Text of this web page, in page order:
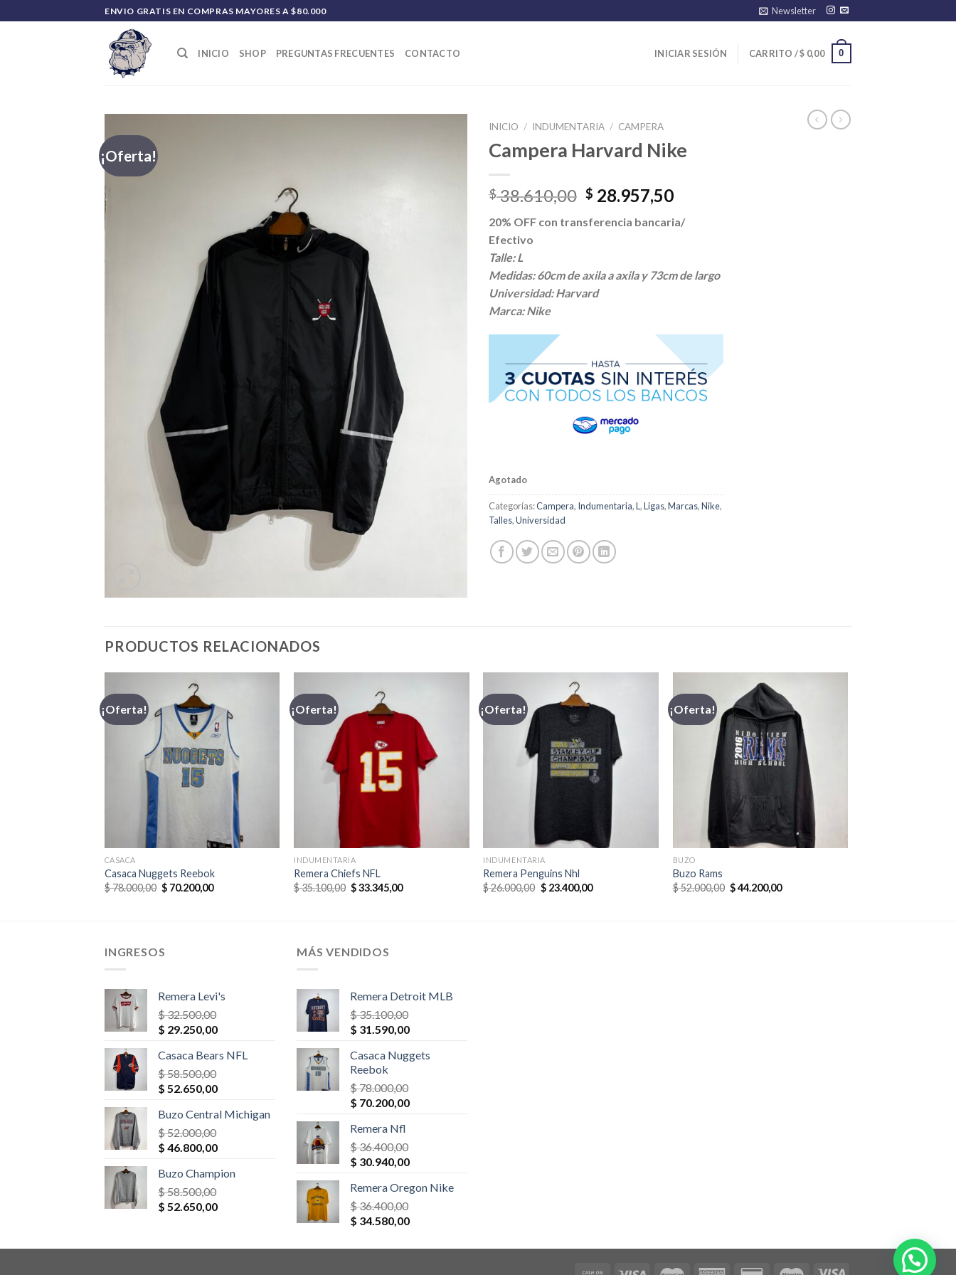
al
ENVIO GRATIS EN COMPRAS MAYORES A $80.000 Newsletter
INICIO SHOP PREGUNTAS FRECUENTES CONTACTO INICIAR SESIÓN CARRITO /$ 0,00 0
¡Oferta!
INICIO / INDUMENTARIA / CAMPERA
Campera Harvard Nike
$38.610,00 El
original
$ 28.957,50El
actual
20% OFF con transferencia bancaria/
Efectivo
Talle: L
Medidas: 60cm de axila a axila y 73cm de largo
Universidad: Harvard
Marca: Nike
Agotado
Categorías:Campera, Indumentaria,L ,Ligas,Marcas,Nike,
Talles,Universidad
PRODUCTOS RELACIONADOS
¡Oferta!
CASACA
Casaca Nuggets Reebok
$78.000,00 El
precio
$ 70.200,00El
¡Oferta!
INDUMENTARIA
Remera Chiefs NFL
$35.100,00 El
precio
$33.345,00El
¡Oferta!
INDUMENTARIA
Remera Penguins Nhl
$26.000,00 El
precio
$23.400,00El
¡Oferta!
BUZO
Buzo Rams
$52.000,00 El
precio
$44.200,00El
INGRESOS
Remera Levi's
$32.500,00
El
original
era:
$ 32.500,00.
$ 29.250,00El
actual
$ 29.250,00.
Casaca Bears NFL
$58.500,00
El
original
era:
$ 58.500,00.
$ 52.650,00El
actual
$ 52.650,00.
Buzo Central Michigan
$52.000,00
El
original
era:
$ 52.000,00.
$ 46.800,00El
actual
$ 46.800,00.
Buzo Champion
$58.500,00
El
era:
$ 52.650,00El
es:
MÁS VENDIDOS
Remera Detroit MLB
$35.100,00
El
original
era:
$ 35.100,00.
$ 31.590,00El
actual
Casaca Nuggets
Reebok
$78.000,00
El
original
era:
$ 78.000,00.
$ 70.200,00El
$ 70.200,00.
Remera Nfl
$36.400,00
El
original
era:
$ 36.400,00.
$ 30.940,00El
actual
$ 30.940,00.
Remera Oregon Nike
$36.400,00
El
original
$ 34.580,00El
actual